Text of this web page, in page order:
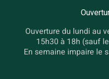
Ouverture du lundi au
15h30 à 18h (sauf
En semaine impaire le